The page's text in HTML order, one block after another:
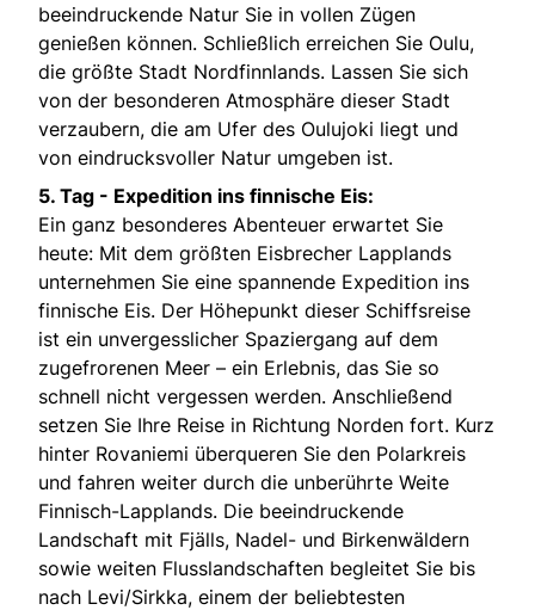
beeindruckende Natur Sie in vollen Zügen
genießen können. Schließlich erreichen Sie Oulu,
die größte Stadt Nordfinnlands. Lassen Sie sich
von der besonderen Atmosphäre dieser Stadt
verzaubern, die am Ufer des Oulujoki liegt und
von eindrucksvoller Natur umgeben ist.
5. Tag - Expedition ins finnische Eis:
Ein ganz besonderes Abenteuer erwartet Sie
heute: Mit dem größten Eisbrecher Lapplands
unternehmen Sie eine spannende Expedition ins
finnische Eis. Der Höhepunkt dieser Schiffsreise
ist ein unvergesslicher Spaziergang auf dem
zugefrorenen Meer – ein Erlebnis, das Sie so
schnell nicht vergessen werden. Anschließend
setzen Sie Ihre Reise in Richtung Norden fort. Kurz
hinter Rovaniemi überqueren Sie den Polarkreis
und fahren weiter durch die unberührte Weite
Finnisch-Lapplands. Die beeindruckende
Landschaft mit Fjälls, Nadel- und Birkenwäldern
sowie weiten Flusslandschaften begleitet Sie bis
nach Levi/Sirkka, einem der beliebtesten